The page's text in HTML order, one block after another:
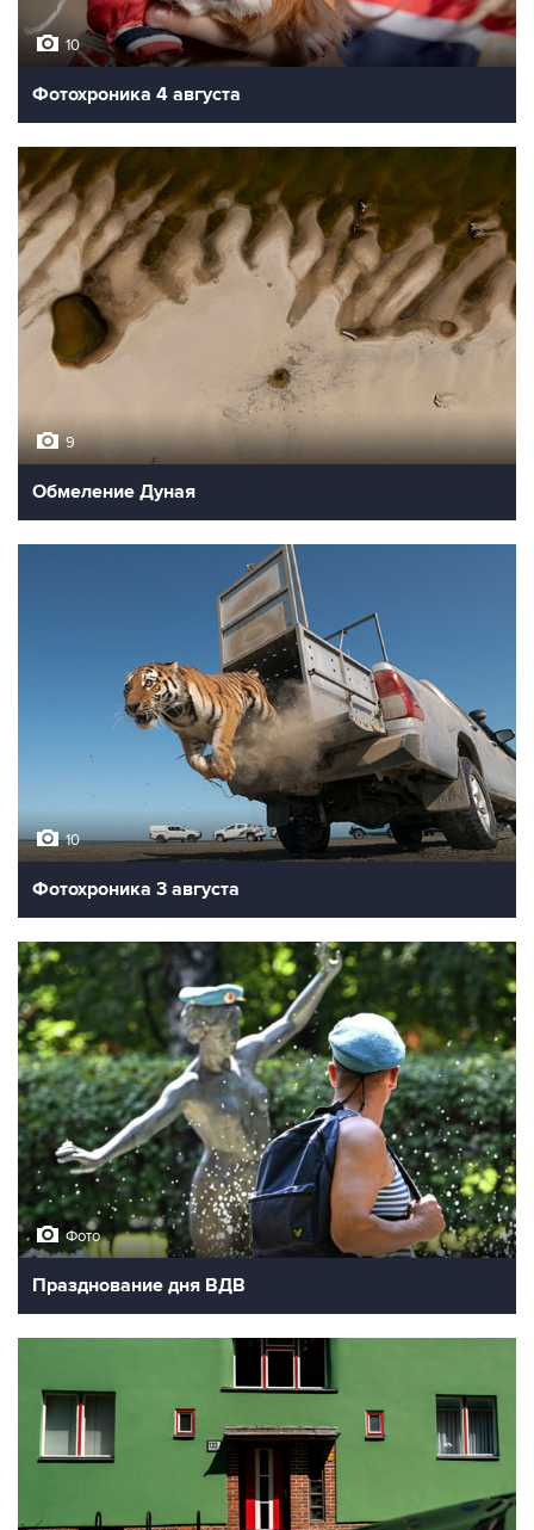
10
Фотохроника 4 августа
9
Обмеление Дуная
10
Фотохроника 3 августа
Фото
Празднование дня ВДВ